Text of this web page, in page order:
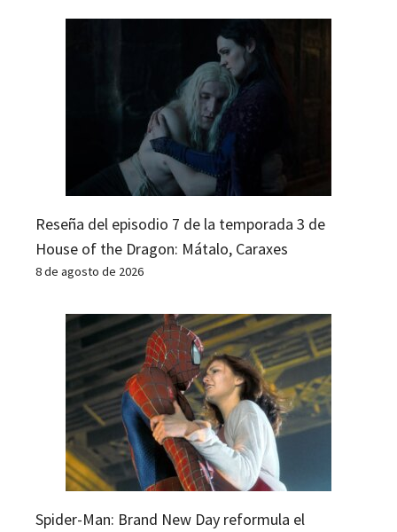
Reseña del episodio 7 de la temporada 3 de
House of the Dragon: Mátalo, Caraxes
8 de agosto de 2026
Spider-Man: Brand New Day reformula el